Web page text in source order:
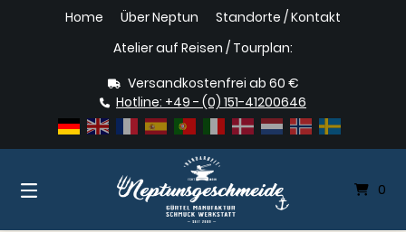
Home Über Neptun
Standorte / Kontakt
Atelier auf Reisen / Tourplan:
Versandkostenfrei ab 60 €
Hotline: +49 - (0) 151-41200646
0